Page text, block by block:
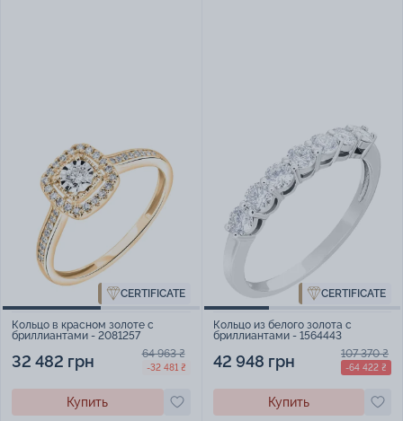
CERTIFICATE
Кольцо в красном золоте с
бриллиантами - 2081257
32 482 грн 64 963 ₴
-32 481 ₴
Купить
CERTIFICATE
Кольцо из белого золота с
бриллиантами - 1564443
42 948 грн 107 370 ₴
-64 422 ₴
Купить